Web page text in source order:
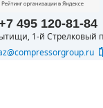
495 120-81-84
1-й Стрелковый